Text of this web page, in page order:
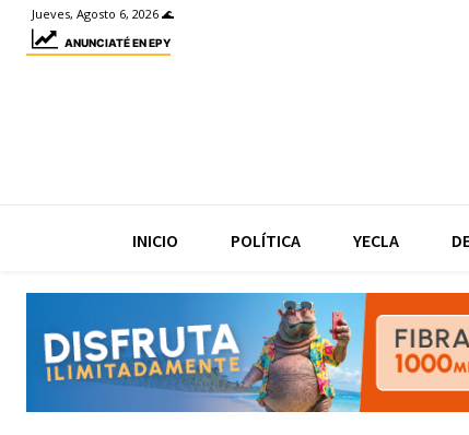
Jueves, Agosto 6, 2026 🌊
ANUNCIATÉ EN EPY
INICIO POLÍTICA YECLA